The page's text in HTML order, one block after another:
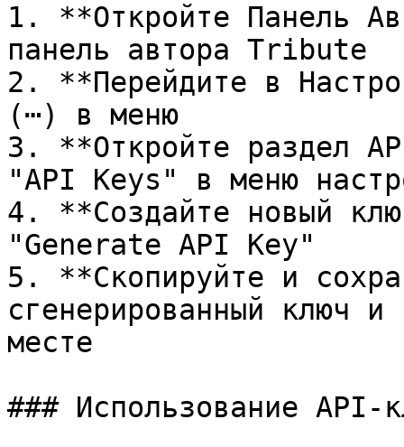
1. **Откройте Панель
панель автора Tribute
2. **Перейдите в
(⋯) в меню
3. **Откройте раздел
"API Keys" в меню
4. **Создайте новый
"Generate API Key"
5. **Скопируйте и
сгенерированный ключ
месте
### Использование API-